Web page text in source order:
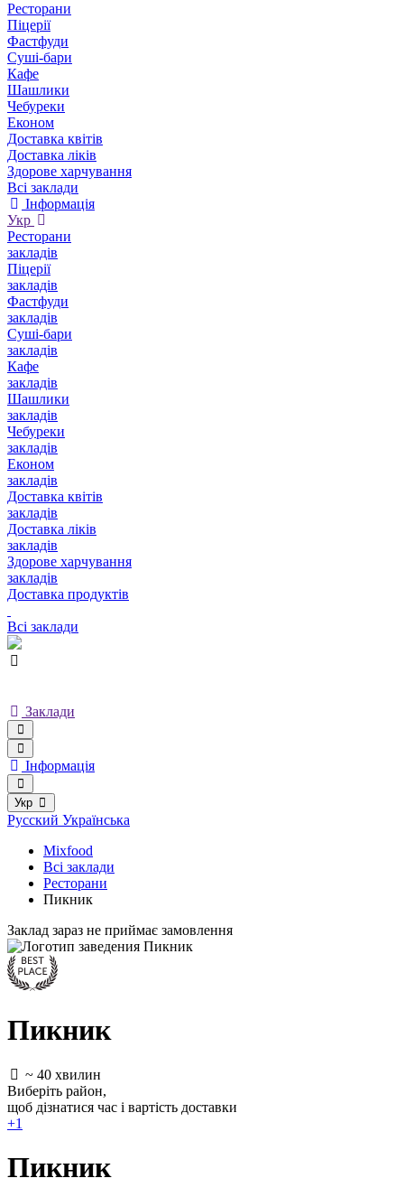
Ресторани
Піцерії
Фастфуди
Суші-бари
Кафе
Шашлики
Чебуреки
Економ
Доставка квітів
Доставка ліків
Здорове харчування
Всі заклади
Інформація
Укр
Ресторани
закладів
Піцерії
закладів
Фастфуди
закладів
Суші-бари
закладів
Кафе
закладів
Шашлики
закладів
Чебуреки
закладів
Економ
закладів
Доставка квітів
закладів
Доставка ліків
закладів
Здорове харчування
закладів
Доставка продуктів
Всі заклади
Заклади
Інформація
Укр
Русский Українська
Mixfood
Всі заклади
Ресторани
Пикник
Заклад зараз не приймає замовлення
Пикник
~ 40 хвилин
Виберіть район,
щоб дізнатися час і вартість доставки
+1
Пикник